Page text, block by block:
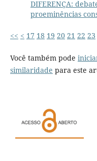
DIFERENÇA:
proeminências
<< < 17 18 19 20 21 22 23
Você também pode
similaridade para este